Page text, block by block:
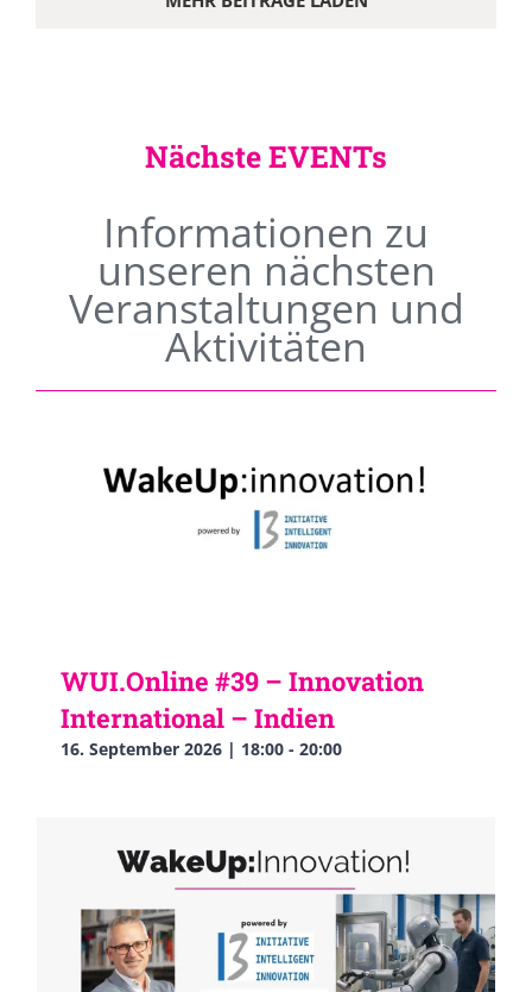
Nächste EVENTs
Informationen zu
unseren nächsten
Veranstaltungen und
Aktivitäten
WUI.Online #39 – Innovation
International – Indien
16. September 2026 | 18:00 - 20:00